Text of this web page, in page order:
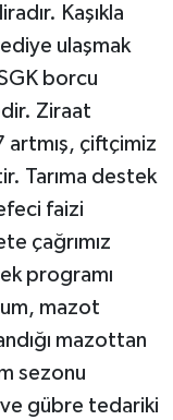
Kaşıkla
ulaşmak
borcu
Ziraat
artmış, çiftçimiz
Tarıma destek
faizi
çağrımız
programı
mazot
mazottan
sezonu
gübre tedariki